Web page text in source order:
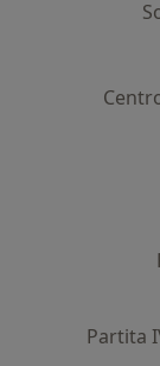
Partita